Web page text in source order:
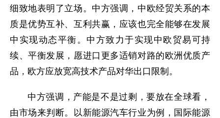
细致地表明了立场。中方强调，中欧经贸关系的本
质是优势互补、互利共赢，应该也完全能够在发展
中实现动态平衡。中方致力于实现中欧贸易可持
续、平衡发展，愿进口更多适销对路的欧洲优质产
品，欧方应放宽高技术产品对华出口限制。
中方强调，产能是不是过剩，要放在全球看，
由市场来判断。以新能源汽车行业为例，国际能源